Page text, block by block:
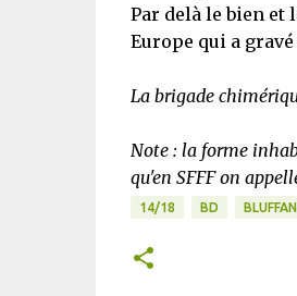
Par delà le bien et
Europe qui a
La brigade
Note : la forme
qu'en SFFF on
14/18 BD